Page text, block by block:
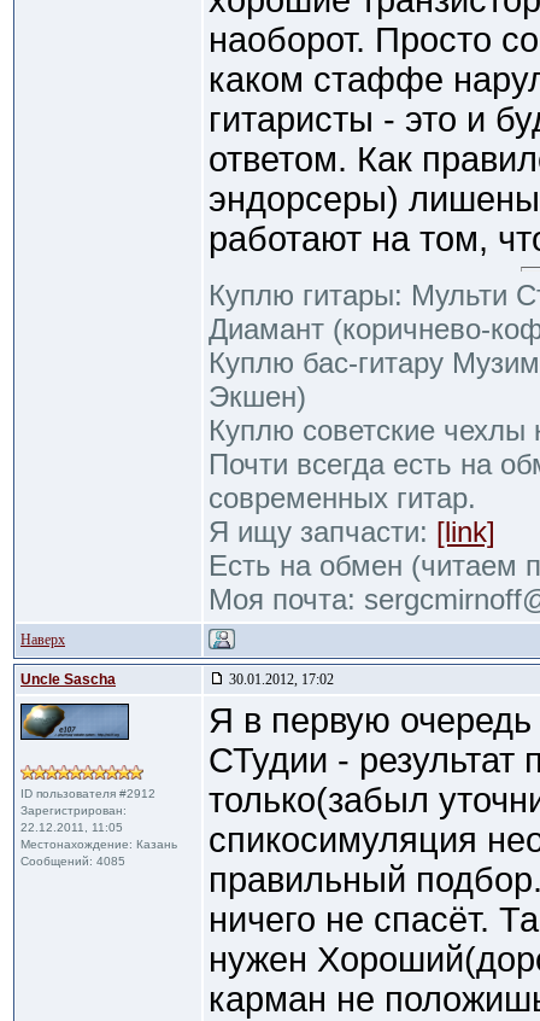
наоборот. Просто
каком стаффе
гитаристы - это и
ответом. Как
эндорсеры)
работают на том,
Куплю гитары: Мульти
Диамант (коричнево-
Куплю бас-гитару
Экшен)
Куплю советские чехлы
Почти всегда есть на
современных гитар.
Я ищу запчасти: [link]
Есть на обмен (читаем
Моя почта:
Наверх
Uncle Sascha 30.01.2012, 17:02
ID пользователя #2912
Зарегистрирован:
22.12.2011, 11:05
Местонахождение: Казань
Сообщений: 4085
Я в первую
СТудии - результат
только(забыл
спикосимуляция
правильный
ничего не спасёт.
нужен
карман не